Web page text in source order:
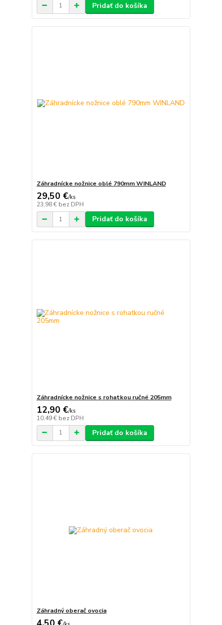
Pridať do košíka
Záhradnícke nožnice oblé 790mm WINLAND
29,50 €/ks
23,98 € bez DPH
Pridať do košíka
Záhradnícke nožnice s rohatkou ručné 205mm
12,90 €/ks
10,49 € bez DPH
Pridať do košíka
Záhradný oberač ovocia